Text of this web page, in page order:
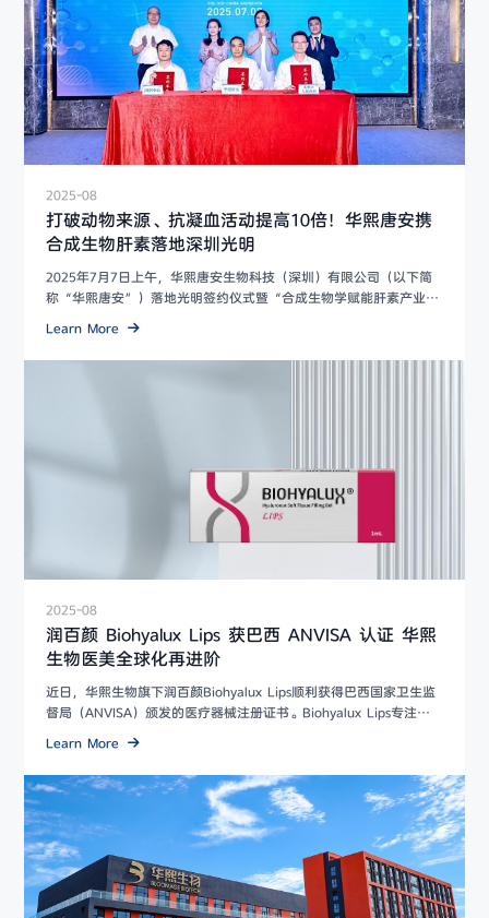
2025-08
打破动物来源、抗凝血活动提高10倍！华熙唐安携
合成生物肝素落地深圳光明
2025年7月7日上午，华熙唐安生物科技（深圳）有限公司（以下简
称“华熙唐安”）落地光明签约仪式暨“合成生物学赋能肝素产业变
革”圆桌论坛...
Learn More
2025-08
润百颜 Biohyalux Lips 获巴西 ANVISA 认证 华熙
生物医美全球化再进阶
近日，华熙生物旗下润百颜Biohyalux Lips顺利获得巴西国家卫生监
督局（ANVISA）颁发的医疗器械注册证书。Biohyalux Lips专注于
唇部精细...
Learn More